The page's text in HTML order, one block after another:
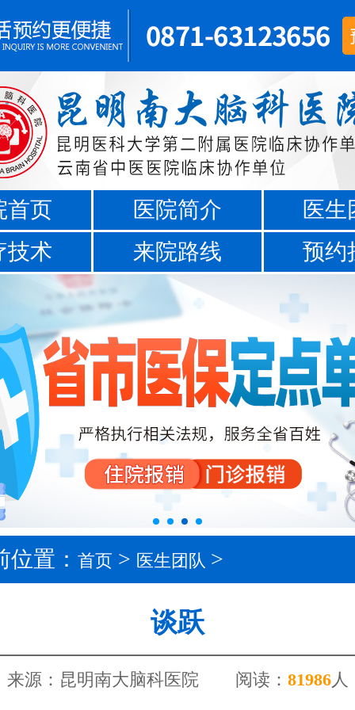
首页 医院简介
医生
技术
来院路线 预约
位置：首页 > 医生团队 >
谈跃
来源：昆明南大脑科医院 阅读： 81986人